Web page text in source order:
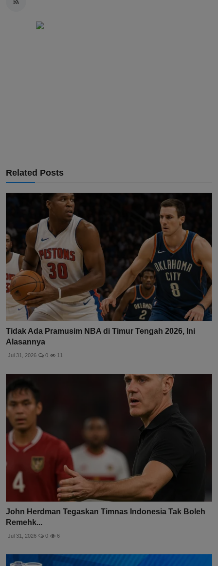
Related Posts
Tidak Ada Pramusim NBA di Timur Tengah 2026, Ini
Alasannya
Jul 31, 2026 0 11
John Herdman Tegaskan Timnas Indonesia Tak Boleh
Remehk...
Jul 31, 2026 0 6